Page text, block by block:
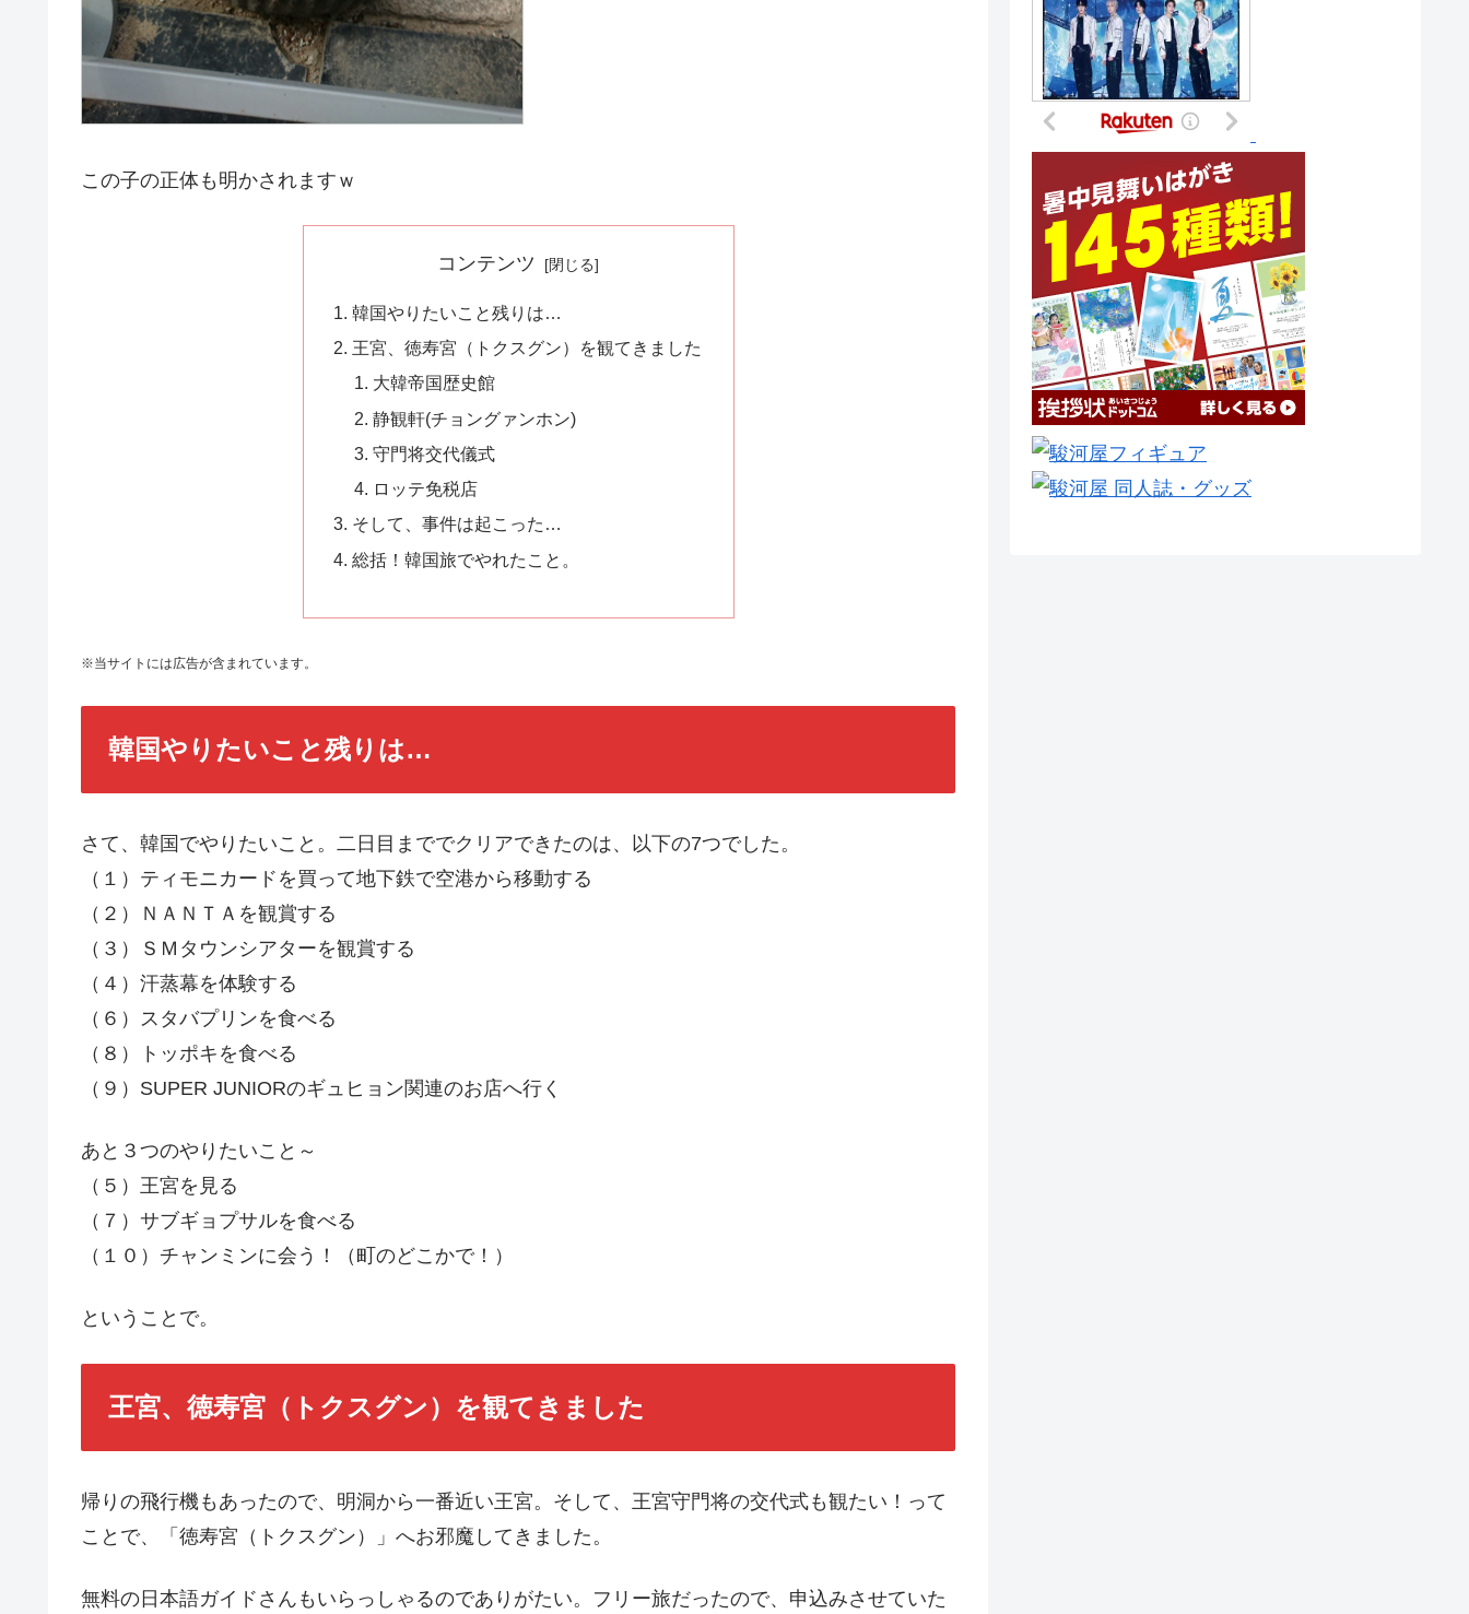
この子の正体も明かされますｗ
コンテンツ
韓国やりたいこと残りは…
王宮、徳寿宮（トクスグン）を観てきました
大韓帝国歴史館
静観軒(チョングァンホン)
守門将交代儀式
ロッテ免税店
そして、事件は起こった…
総括！韓国旅でやれたこと。
※当サイトには広告が含まれています。
韓国やりたいこと残りは…
さて、韓国でやりたいこと。二日目まででクリアできたのは、以下の7つでした。
（１）ティモニカードを買って地下鉄で空港から移動する
（２）ＮＡＮＴＡを観賞する
（３）ＳＭタウンシアターを観賞する
（４）汗蒸幕を体験する
（６）スタバプリンを食べる
（８）トッポキを食べる
（９）SUPER JUNIORのギュヒョン関連のお店へ行く
あと３つのやりたいこと～
（５）王宮を見る
（７）サブギョプサルを食べる
（１０）チャンミンに会う！（町のどこかで！）
ということで。
王宮、徳寿宮（トクスグン）を観てきました
帰りの飛行機もあったので、明洞から一番近い王宮。そして、王宮守門将の交代式も観たい！って
ことで、「徳寿宮（トクスグン）」へお邪魔してきました。
無料の日本語ガイドさんもいらっしゃるのでありがたい。フリー旅だったので、申込みさせていた